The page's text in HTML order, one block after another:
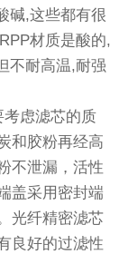
碱,这些都有很
材质是酸的,
不耐高温,耐强
虑滤芯的质
和胶粉再经高
不泄漏，活性
盖采用密封端
光纤精密滤芯
良好的过滤性